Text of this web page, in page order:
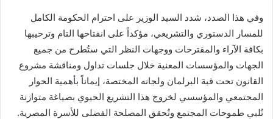
وفي هذا الصدد، شدد السيد الوزير على احترام الحكومة الكامل
للمسار الدستوري والتشريعي، مؤكداً على انفتاحها التام وترحيبها
بكافة الآراء والمقترحات ووجهات النظر التي ستُطرح من جميع
الجهات والمؤسسات المعنية خلال جلسات تداول ومناقشة مشروع
القانون تحت قبة البرلمان ولجانه المختصة، إيماناً بأهمية الحوار
المجتمعي والمؤسسي لخروج هذا التشريع الحيوي بصياغة متوازنة
تُلبي طموحات المجتمع وتُحقق المصلحة الفضلى للأسرة المصرية.